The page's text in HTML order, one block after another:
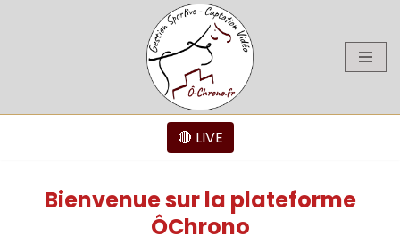
🔴 LIVE
Bienvenue sur la plateforme
ÔChrono